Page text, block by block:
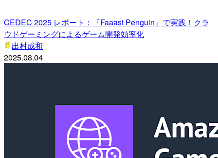
CEDEC 2025 レポート：『Faaast Penguin』で実践！クラ
ウドゲーミングによるゲーム開発効率化
出村成和
2025.08.04